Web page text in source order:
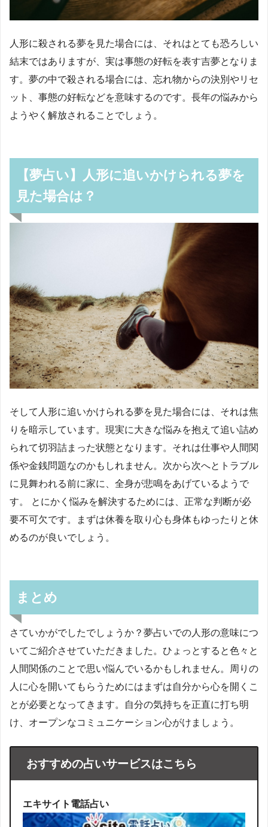
人形に殺される夢を見た場合には、それはとても恐ろしい
結末ではありますが、実は事態の好転を表す吉夢となりま
す。夢の中で殺される場合には、忘れ物からの決別やリセ
ット、事態の好転などを意味するのです。長年の悩みから
ようやく解放されることでしょう。
【夢占い】人形に追いかけられる夢を
見た場合は？
そして人形に追いかけられる夢を見た場合には、それは焦
りを暗示しています。現実に大きな悩みを抱えて追い詰め
られて切羽詰まった状態となります。それは仕事や人間関
係や金銭問題なのかもしれません。次から次へとトラブル
に見舞われる前に家に、全身が悲鳴をあげているようで
す。 とにかく悩みを解決するためには、正常な判断が必
要不可欠です。まずは休養を取り心も身体もゆったりと休
めるのが良いでしょう。
まとめ
さていかがでしたでしょうか？夢占いでの人形の意味につ
いてご紹介させていただきました。ひょっとすると色々と
人間関係のことで思い悩んでいるかもしれません。周りの
人に心を開いてもらうためにはまずは自分から心を開くこ
とが必要となってきます。自分の気持ちを正直に打ち明
け、オープンなコミュニケーション心がけましょう。
おすすめの占いサービスはこちら
エキサイト電話占い